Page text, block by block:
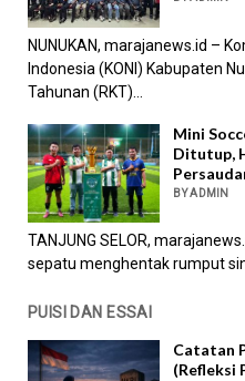
NUNUKAN, marajanews.id –
Indonesia (KONI) Kabupaten
Tahunan (RKT)...
Mini
Ditutup,
BY ADMIN
TANJUNG SELOR,
sepatu menghentak rumput
PUISI DAN ESSAI
Catatan
(Refleksi